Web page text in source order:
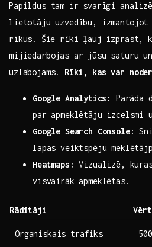
Papildus ​tam ⁢ir svarīgi
lietotāju uzvedību, izmantojot
rīkus.⁣ Šie rīki ļauj izprast,
mijiedarbojas ar jūsu saturu
uzlabojams. Rīki, ​kas var
Google ⁢Analytics:
Parāda
par apmeklētāju izcelsmi
Google Search Console:
lapas veiktspēju
Heatmaps: Vizualizē,
visvairāk ‍apmeklētas.
Rādītāji
Organiskais trafiks